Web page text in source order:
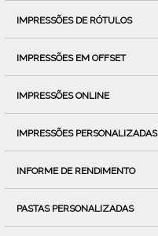
IMPRESSÕES DE RÓTULOS
IMPRESSÕES EM OFFSET
IMPRESSÕES ONLINE
IMPRESSÕES PERSONALIZADAS
INFORME DE RENDIMENTO
PASTAS PERSONALIZADAS